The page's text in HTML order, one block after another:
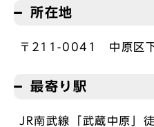
所在地
〒211-0041 中原区
最寄り駅
JR南武線「武蔵中原」